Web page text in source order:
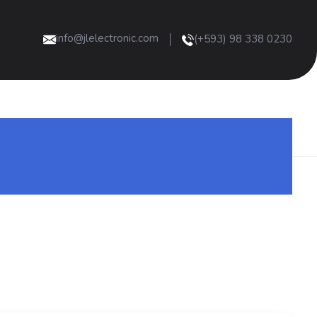
info@jlelectronic.com (+593) 98 338 0230